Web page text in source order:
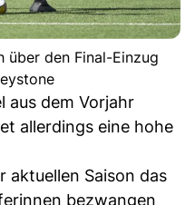
über den Final-Einzug
aus dem Vorjahr
allerdings eine hohe
aktuellen Saison das
bezwangen